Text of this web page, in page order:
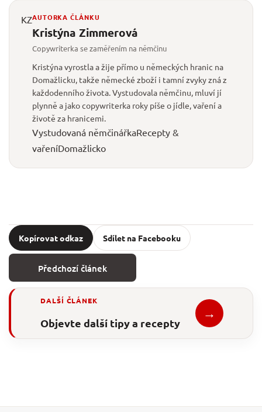
KZAUTORKA ČLÁNKU
Kristýna Zimmerová
Copywriterka se zaměřením na němčinu
Kristýna vyrostla a žije přímo u německých hranic na
Domažlicku, takže německé zboží i tamní zvyky zná z
každodenního života. Vystudovala němčinu, mluví jí
plynně a jako copywriterka roky píše o jídle, vaření a
životě za hranicemi.
Vystudovaná němčinářkaRecepty &
vařeníDomažlicko
Kopírovat odkaz Sdílet na Facebooku
Předchozí článek
DALŠÍ ČLÁNEK
Objevte další tipy a recepty
→